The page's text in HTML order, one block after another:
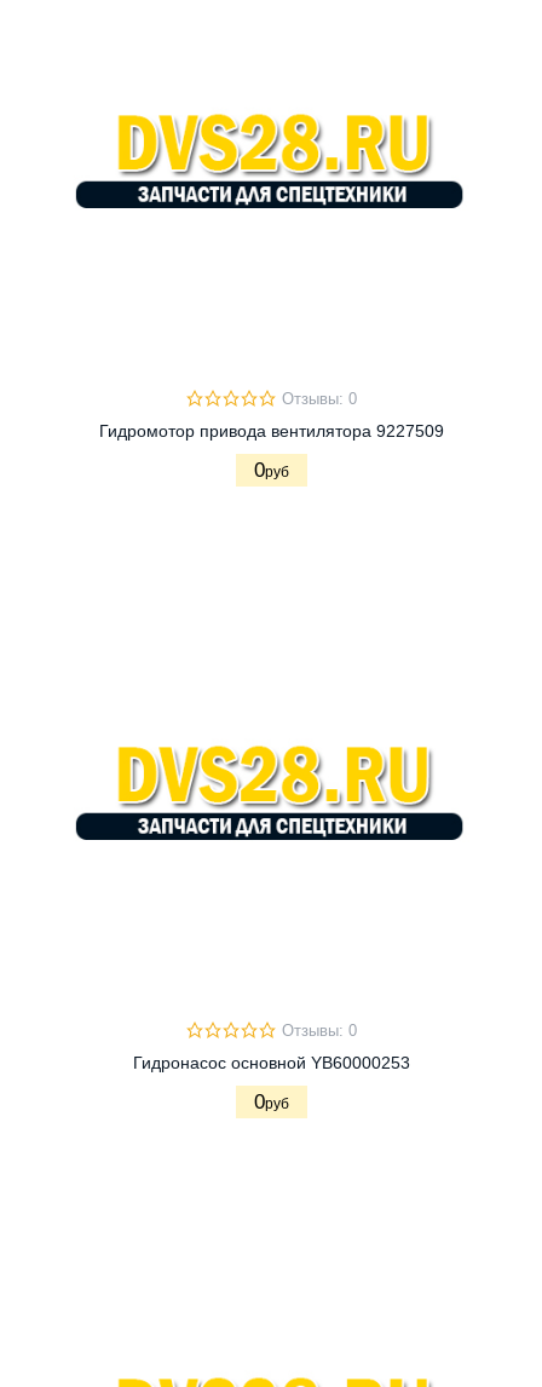
Отзывы: 0
Гидромотор привода вентилятора 9227509
0руб
Отзывы: 0
Гидронасос основной YB60000253
0руб